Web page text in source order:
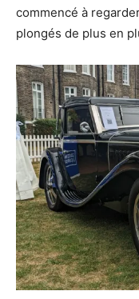
commencé à
plongés de plus en